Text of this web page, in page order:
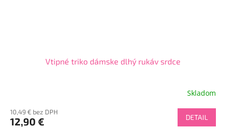
Vtipné triko dámske dlhý rukáv srdce
Skladom
10,49 € bez DPH
12,90 € DETAIL